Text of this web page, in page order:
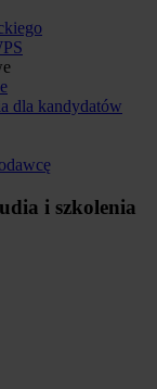
dla kandydatów
i szkolenia